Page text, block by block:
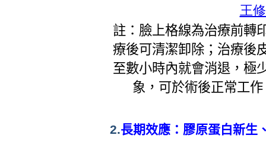
王
註：臉上格線為治療前轉
療後可清潔卸除；治療後
至數小時內就會消退，極
象，可於術後正常工
2.長期效應：膠原蛋白新生